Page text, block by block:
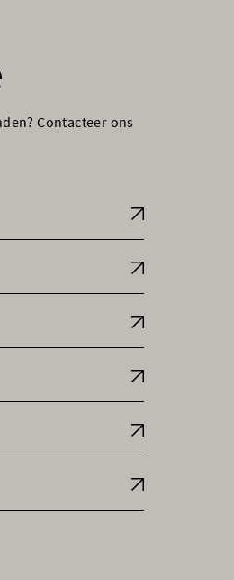
Contacteer ons